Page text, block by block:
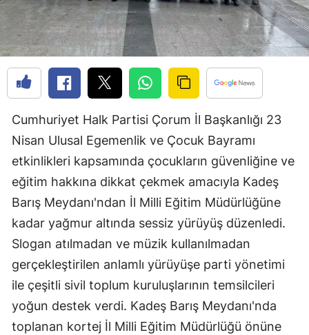
Elazığ
Erzincan
Gaziantep
Giresun
Gümüşhane
Hakkari
Hatay
Isparta
Mersin
İstanbul
Cumhuriyet Halk Partisi Çorum İl Başkanlığı 23
Nisan Ulusal Egemenlik ve Çocuk Bayramı
etkinlikleri kapsamında çocukların güvenliğine ve
eğitim hakkına dikkat çekmek amacıyla Kadeş
Barış Meydanı'ndan İl Milli Eğitim Müdürlüğüne
kadar yağmur altında sessiz yürüyüş düzenledi.
Slogan atılmadan ve müzik kullanılmadan
gerçekleştirilen anlamlı yürüyüşe parti yönetimi
ile çeşitli sivil toplum kuruluşlarının temsilcileri
yoğun destek verdi. Kadeş Barış Meydanı'nda
toplanan kortej İl Milli Eğitim Müdürlüğü önüne